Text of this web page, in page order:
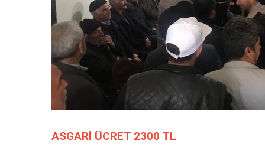
ASGARİ ÜCRET 2300 TL